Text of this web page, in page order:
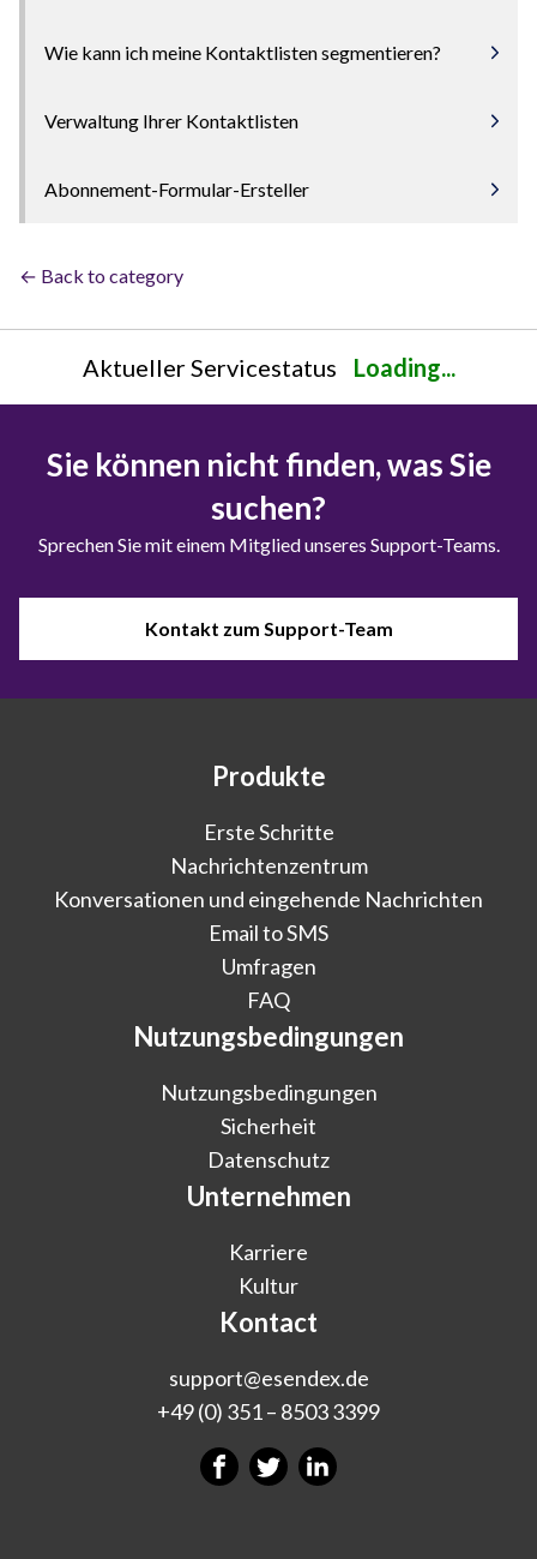
Wie kann ich meine Kontaktlisten segmentieren?
Verwaltung Ihrer Kontaktlisten
Abonnement-Formular-Ersteller
← Back to category
Aktueller Servicestatus Loading...
Sie können nicht finden, was Sie
suchen?
Sprechen Sie mit einem Mitglied unseres Support-Teams.
Kontakt zum Support-Team
Produkte
Erste Schritte
Nachrichtenzentrum
Konversationen und eingehende Nachrichten
Email to SMS
Umfragen
FAQ
Nutzungsbedingungen
Nutzungsbedingungen
Sicherheit
Datenschutz
Unternehmen
Karriere
Kultur
Kontact
support@esendex.de
+49 (0) 351 – 8503 3399